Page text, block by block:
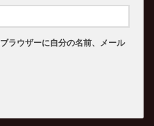
ラウザーに自分の名前、メール